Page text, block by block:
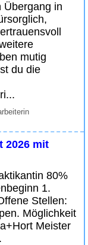
Übergang in
mutig
du die
2026 mit
80%
1.
Stellen:
Möglichkeit
Meister